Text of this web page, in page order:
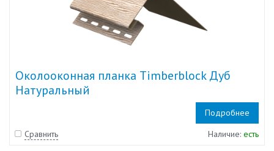
Околооконная планка Timberblock Дуб
Натуральный
Подробнее
Сравнить
Наличие: есть